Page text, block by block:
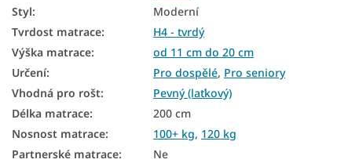
Matrace podle tvrdosti
Tvrdé matrace
Zónové matrace
Malé matrace
Dětské matrace podle rozměru
Styl:
Moderní
Tvrdost matrace:
H4 - tvrdý
Výška matrace:
od 11 cm do 20 cm
Určení: Pro dospělé, Pro seniory
Vhodná pro rošt:
Pevný (laťkový)
Délka matrace:
200 cm
Nosnost matrace: 100+ kg, 120 kg
Partnerské matrace:
Ne